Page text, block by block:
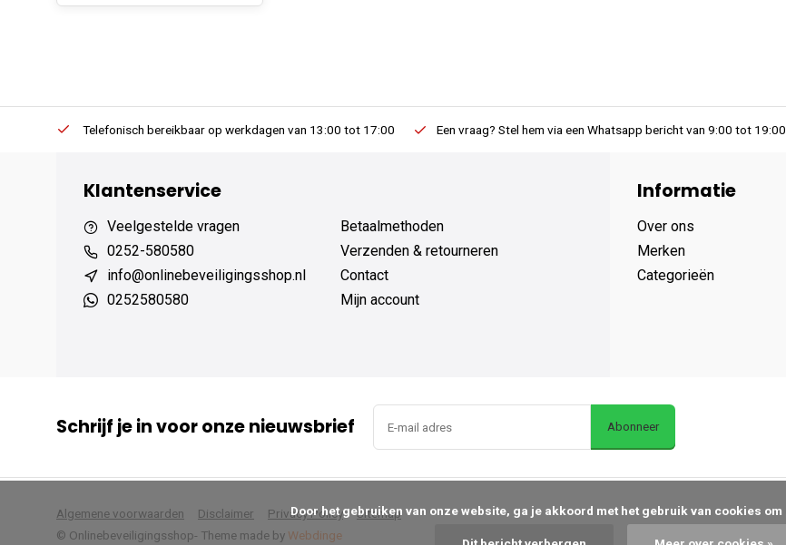
Telefonisch bereikbaar op werkdagen van 13:00 tot 17:00 Een vraag? Stel hem via een Whatsapp bericht van 9:00 tot 19:00
Klantenservice
Veelgestelde vragen
0252-580580
info@onlinebeveiligingsshop.nl
0252580580
Betaalmethoden
Verzenden & retourneren
Contact
Mijn account
Informatie
Over ons
Merken
Categorieën
Schrijf je in voor onze nieuwsbrief Abonneer
Algemene voorwaarden Disclaimer Privacy Policy
Sitemap
© Onlinebeveiligingsshop- Theme made by Webdinge
      Door het gebruiken van onze website, ga je akkoord met het gebruik van cookies om onze website te verbeteren.